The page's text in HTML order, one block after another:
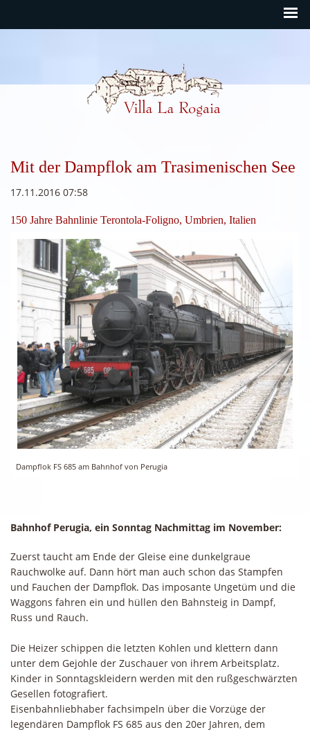
Mit der Dampflok am Trasimenischen See
17.11.2016 07:58
150 Jahre Bahnlinie Terontola-Foligno, Umbrien, Italien
Dampflok FS 685 am Bahnhof von Perugia
Bahnhof Perugia, ein Sonntag Nachmittag im November:
Zuerst taucht am Ende der Gleise eine dunkelgraue
Rauchwolke auf. Dann hört man auch schon das Stampfen
und Fauchen der Dampflok. Das imposante Ungetüm und die
Waggons fahren ein und hüllen den Bahnsteig in Dampf,
Russ und Rauch.
Die Heizer schippen die letzten Kohlen und klettern dann
unter dem Gejohle der Zuschauer von ihrem Arbeitsplatz.
Kinder in Sonntagskleidern werden mit den rußgeschwärzten
Gesellen fotografiert.
Eisenbahnliebhaber fachsimpeln über die Vorzüge der
legendären Dampflok FS 685 aus den 20er Jahren, dem